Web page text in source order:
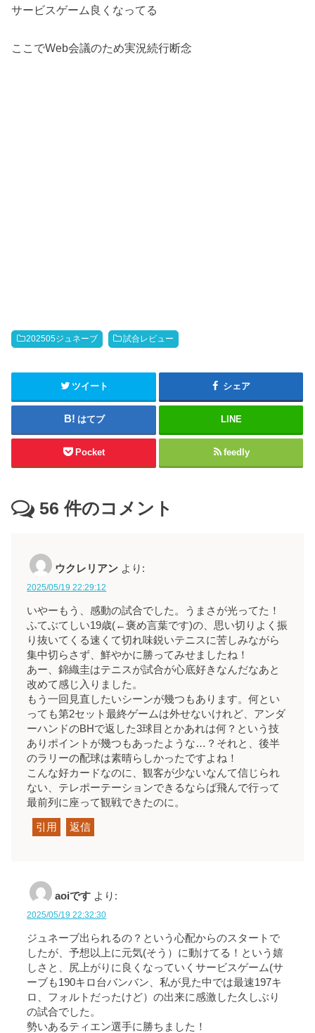
サービスゲーム良くなってる
ここでWeb会議のため実況続行断念
202505ジュネーブ 試合レビュー
ツイート シェア
はてブ LINE
Pocket feedly
56 件のコメント
ウクレリアン より:
2025/05/19 22:29:12
いやーもう、感動の試合でした。うまさが光ってた！
ふてぶてしい19歳(←褒め言葉です)の、思い切りよく振
り抜いてくる速くて切れ味鋭いテニスに苦しみながら
集中切らさず、鮮やかに勝ってみせましたね！
あー、錦織圭はテニスが試合が心底好きなんだなあと
改めて感じ入りました。
もう一回見直したいシーンが幾つもあります。何とい
っても第2セット最終ゲームは外せないけれど、アンダ
ーハンドのBHで返した3球目とかあれは何？という技
ありポイントが幾つもあったような…？それと、後半
のラリーの配球は素晴らしかったですよね！
こんな好カードなのに、観客が少ないなんて信じられ
ない、テレポーテーションできるならば飛んで行って
最前列に座って観戦できたのに。
引用 返信
aoiです より:
2025/05/19 22:32:30
ジュネーブ出られるの？という心配からのスタートで
したが、予想以上に元気(そう）に動けてる！という嬉
しさと、尻上がりに良くなっていくサービスゲーム(サ
ーブも190キロ台バンバン、私が見た中では最速197キ
ロ、フォルトだったけど）の出来に感激した久しぶり
の試合でした。
勢いあるティエン選手に勝ちました！